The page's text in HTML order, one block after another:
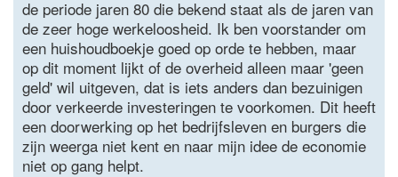
de periode jaren 80 die bekend staat als de jaren van
de zeer hoge werkeloosheid. Ik ben voorstander om
een huishoudboekje goed op orde te hebben, maar
op dit moment lijkt of de overheid alleen maar 'geen
geld' wil uitgeven, dat is iets anders dan bezuinigen
door verkeerde investeringen te voorkomen. Dit heeft
een doorwerking op het bedrijfsleven en burgers die
zijn weerga niet kent en naar mijn idee de economie
niet op gang helpt.